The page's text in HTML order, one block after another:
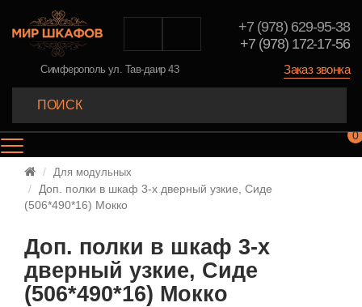
+7 (978) 629-95-38
+7 (978) 172-17-56
Заказ звонка
Симферополь ул. Тав-даир 43
0
Для модульных
Доп. полки в шкаф 3-х дверный узкие, Сиде
(506*490*16) Мокко
Доп. полки в шкаф 3-х
дверный узкие, Сиде
(506*490*16) Мокко